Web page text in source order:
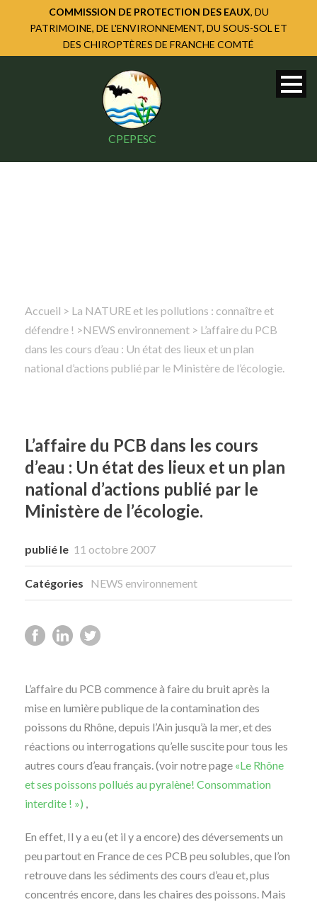
COMMISSION DE PROTECTION DES EAUX, DU
PATRIMOINE, DE L'ENVIRONNEMENT, DU SOUS-SOL ET
DES CHIROPTÈRES DE FRANCHE COMTÉ
CPEPESC
Rechercher
Accueil > La NATURE et les pollutions : connaître et
défendre ! >NEWS environnement > L’affaire du PCB
dans les cours d’eau : Un état des lieux et un plan
national d’actions publié par le Ministère de l’écologie.
L’affaire du PCB dans les cours
d’eau : Un état des lieux et un plan
national d’actions publié par le
Ministère de l’écologie.
publié le 11 octobre 2007
Catégories NEWS environnement
L’affaire du PCB commence à faire du bruit après la
mise en lumière publique de la contamination des
poissons du Rhône, depuis l’Ain jusqu’à la mer, et des
réactions ou interrogations qu’elle suscite pour tous les
autres cours d’eau français. (voir notre page «Le Rhône
et ses poissons pollués au pyralène! Consommation
interdite ! ») ,
En effet, Il y a eu (et il y a encore) des déversements un
peu partout en France de ces PCB peu solubles, que l’on
retrouve dans les sédiments des cours d’eau et, plus
concentrés encore, dans les chaires des poissons. Mais